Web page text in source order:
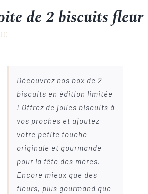
de 2 biscuits fleur
€
Découvrez nos box de 2
biscuits en édition limitée
! Offrez de jolies biscuits à
vos proches et ajoutez
votre petite touche
originale et gourmande
pour la fête des mères.
Encore mieux que des
fleurs, plus gourmand que